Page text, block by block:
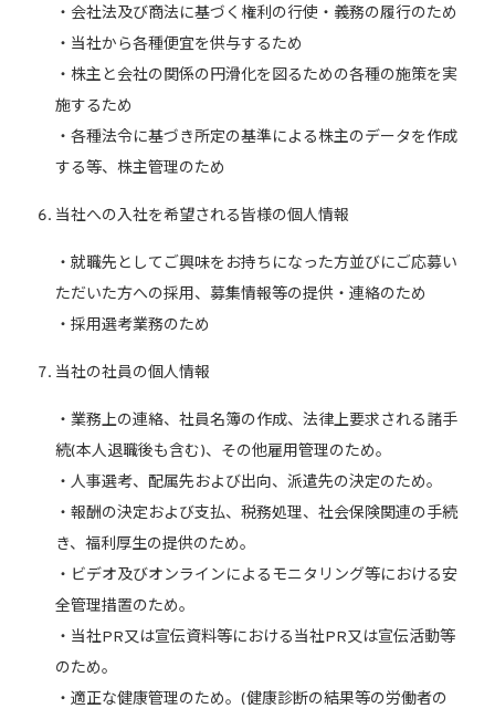
・会社法及び商法に基づく権利の行使・義務の履行のため
・当社から各種便宜を供与するため
・株主と会社の関係の円滑化を図るための各種の施策を実
施するため
・各種法令に基づき所定の基準による株主のデータを作成
する等、株主管理のため
当社への入社を希望される皆様の個人情報
・就職先としてご興味をお持ちになった方並びにご応募い
ただいた方への採用、募集情報等の提供・連絡のため
・採用選考業務のため
当社の社員の個人情報
・業務上の連絡、社員名簿の作成、法律上要求される諸手
続(本人退職後も含む)、その他雇用管理のため。
・人事選考、配属先および出向、派遣先の決定のため。
・報酬の決定および支払、税務処理、社会保険関連の手続
き、福利厚生の提供のため。
・ビデオ及びオンラインによるモニタリング等における安
全管理措置のため。
・当社PR又は宣伝資料等における当社PR又は宣伝活動等
のため。
・適正な健康管理のため。(健康診断の結果等の労働者の